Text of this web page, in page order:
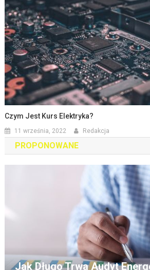
Czym Jest Kurs Elektryka?
11 września, 2022 Redakcja
PROPONOWANE
Jak Długo Trwa Audyt